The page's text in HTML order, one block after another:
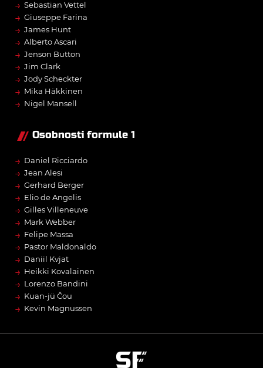
→ Sebastian Vettel
→ Giuseppe Farina
→ James Hunt
→ Alberto Ascari
→ Jenson Button
→ Jim Clark
→ Jody Scheckter
→ Mika Häkkinen
→ Nigel Mansell
Osobnosti formule 1
→ Daniel Ricciardo
→ Jean Alesi
→ Gerhard Berger
→ Elio de Angelis
→ Gilles Villeneuve
→ Mark Webber
→ Felipe Massa
→ Pastor Maldonaldo
→ Daniil Kvjat
→ Heikki Kovalainen
→ Lorenzo Bandini
→ Kuan-jü Čou
→ Kevin Magnussen